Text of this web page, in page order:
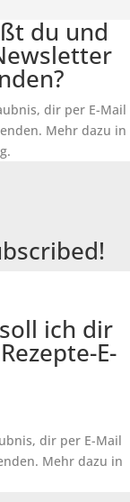
du und
dir per E-Mail
Mehr dazu in
ich dir
E-
dir per E-Mail
Mehr dazu in